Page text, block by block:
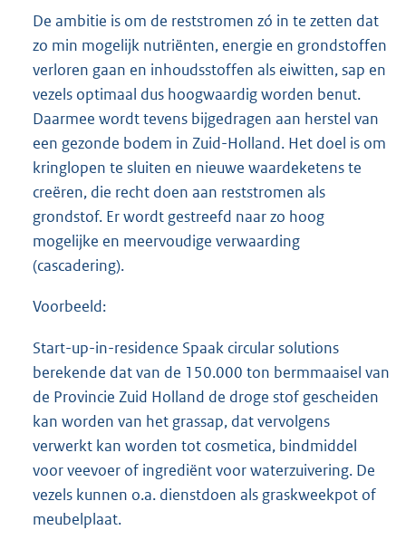
De ambitie is om de reststromen zó in te zetten dat
zo min mogelijk nutriënten, energie en grondstoffen
verloren gaan en inhoudsstoffen als eiwitten, sap en
vezels optimaal dus hoogwaardig worden benut.
Daarmee wordt tevens bijgedragen aan herstel van
een gezonde bodem in Zuid-Holland. Het doel is om
kringlopen te sluiten en nieuwe waardeketens te
creëren, die recht doen aan reststromen als
grondstof. Er wordt gestreefd naar zo hoog
mogelijke en meervoudige verwaarding
(cascadering).
Voorbeeld:
Start-up-in-residence Spaak circular solutions
berekende dat van de 150.000 ton bermmaaisel van
de Provincie Zuid Holland de droge stof gescheiden
kan worden van het grassap, dat vervolgens
verwerkt kan worden tot cosmetica, bindmiddel
voor veevoer of ingrediënt voor waterzuivering. De
vezels kunnen o.a. dienstdoen als graskweekpot of
meubelplaat.